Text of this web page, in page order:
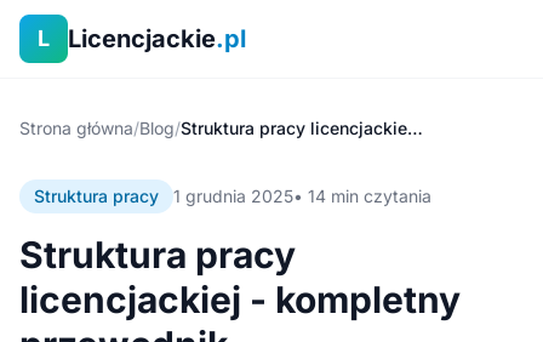
L Licencjackie.pl
Strona główna/Blog/ Struktura pracy licencjackiej - kompletny przewodnik
Struktura pracy 1 grudnia 2025• 14 min czytania
Struktura pracy
licencjackiej - kompletny